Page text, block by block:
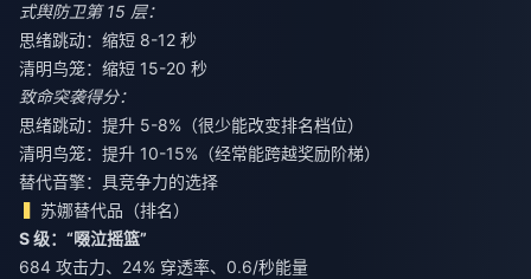
式舆防卫第 15 层：
思绪跳动：缩短 8-12 秒
清明鸟笼：缩短 15-20 秒
致命突袭得分：
思绪跳动：提升 5-8%（很少能改变排名档位）
清明鸟笼：提升 10-15%（经常能跨越奖励阶梯）
替代音擎：具竞争力的选择
苏娜替代品（排名）
S 级：“啜泣摇篮”
684 攻击力、24% 穿透率、0.6/秒能量